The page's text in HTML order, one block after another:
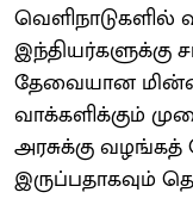
வெளிநாடுகளில்
தேவையான
வாக்களிக்கும்
அரசுக்கு
இருப்பதாகவும்